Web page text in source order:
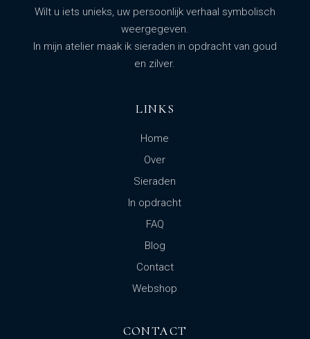
Wilt u iets unieks, uw persoonlijk verhaal symbolisch
weergegeven.
In mijn atelier maak ik sieraden in opdracht van goud
en zilver.
LINKS
Home
Over
Sieraden
In opdracht
FAQ
Blog
Contact
Webshop
CONTACT